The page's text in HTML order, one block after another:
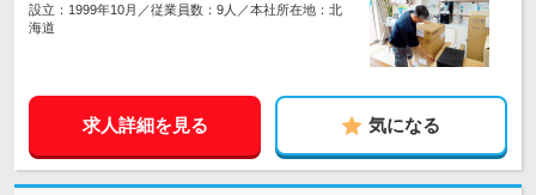
設立：1999年10月／従業員数：9人／本社所在地：北
海道
求人詳細を見る 気になる